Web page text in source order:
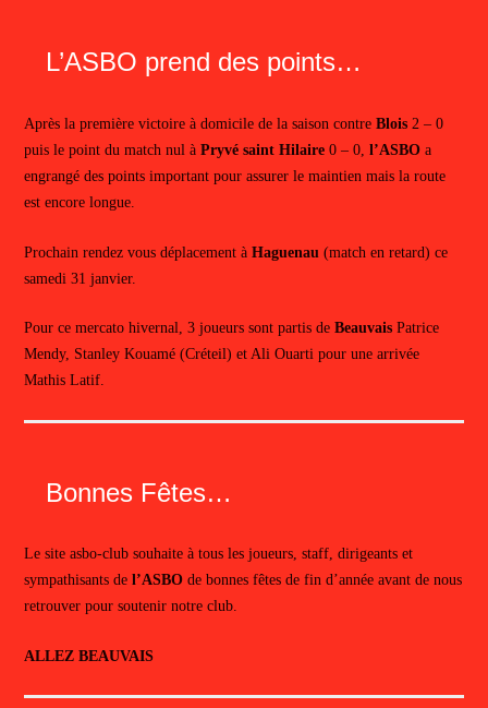
L’ASBO prend des points…
Après la première victoire à domicile de la saison contre Blois2 – 0
puis le point du match nul àPryvé saint Hilaire 0 – 0, l’ASBOa
engrangé des points important pour assurer le maintien mais la route
est encore longue.
Prochain rendez vous déplacement à Haguenau (match en retard) ce
samedi 31 janvier.
Pour ce mercato hivernal, 3 joueurs sont partis de BeauvaisPatrice
Mendy, Stanley Kouamé (Créteil) et Ali Ouarti pour une arrivée
Mathis Latif.
Bonnes Fêtes…
Le site asbo-club souhaite à tous les joueurs, staff, dirigeants et
sympathisants de l’ASBOde bonnes fêtes de fin d’année avant de nous
retrouver pour soutenir notre club.
ALLEZ BEAUVAIS